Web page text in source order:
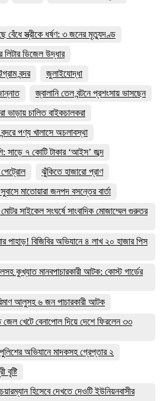
বেঁধে স্ত্রীকে ধর্ষণ: ৩ জনের মৃত্যুদণ্ড
ডিজেল উদ্ধার
বন্দর
জুলাইযোদ্ধা
জ্বালানি তেল বন্টনে প্রশংসায় ভাসছেন
ভাড়ায় চালিত বাইকচালকরা
পণ্য খালাসে অচলাবস্থা
সাড়ে ৭ কোটি টাকার ‘আইস’ জব্দ
ঝুঁকিতে হাজারো প্রাণ
মাতোয়ারা জনপদ বসন্তের বার্তা
সাইকেল সংঘর্ষে সাংবাদিক মোজাম্মেল গুরুতর
পাহাড়! বিজিবির অভিযানে ৪ লাখ ২০ হাজার পিস
কুখ্যাত মানবপাচারকারী আটক: কোস্ট গার্ডের
আলুসহ ৬ জন পাচারকারী আটক
জেল খেটে বেনাপোল দিয়ে দেশে ফিরলেন ৩৩
অভিযানে মাদকসহ গ্রেপ্তার ২
বৃষ্টি
হিসেবে দেখতে দেওটি ইউনিয়নবাসীর